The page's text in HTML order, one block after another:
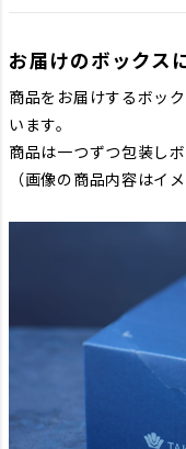
お届けのボックス
商品をお届けするボッ
います。
商品は一つずつ包装し
（画像の商品内容はイ